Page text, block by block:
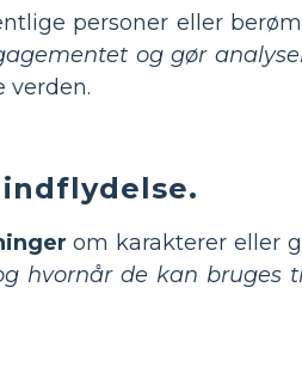
personer eller
og gør
verden.
om karakterer eller
hvornår de kan bruges